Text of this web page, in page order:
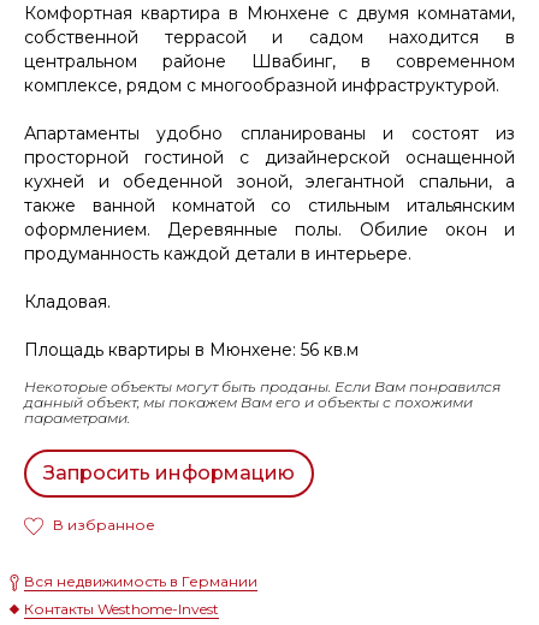
Комфортная квартира в Мюнхене с двумя комнатами,
собственной террасой и садом находится в
центральном районе Швабинг, в современном
комплексе, рядом с многообразной инфраструктурой.
Апартаменты удобно спланированы и состоят из
просторной гостиной с дизайнерской оснащенной
кухней и обеденной зоной, элегантной спальни, а
также ванной комнатой со стильным итальянским
оформлением. Деревянные полы. Обилие окон и
продуманность каждой детали в интерьере.
Кладовая.
Площадь квартиры в Мюнхене: 56 кв.м
Некоторые объекты могут быть проданы. Если Вам понравился
данный объект, мы покажем Вам его и объекты с похожими
параметрами.
Запросить информацию
В избранное
Вся недвижимость в Германии
Контакты Westhome-Invest